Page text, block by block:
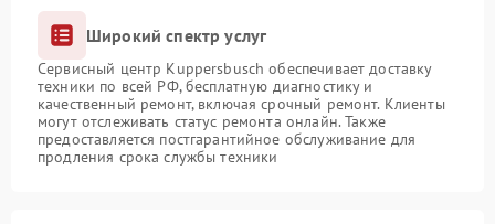
Широкий спектр услуг
Сервисный центр Kuppersbusch обеспечивает доставку
техники по всей РФ, бесплатную диагностику и
качественный ремонт, включая срочный ремонт. Клиенты
могут отслеживать статус ремонта онлайн. Также
предоставляется постгарантийное обслуживание для
продления срока службы техники